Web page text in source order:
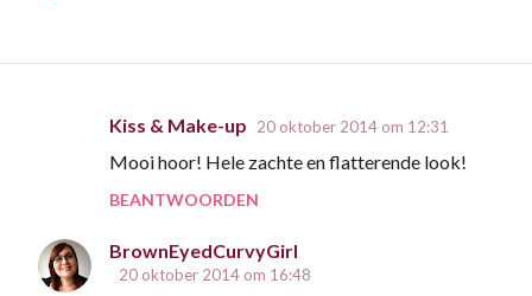
c
t
Kiss & Make-up 20 oktober 2014 om 12:31
Mooi hoor! Hele zachte en flatterende look!
BEANTWOORDEN
BrownEyedCurvyGirl
20 oktober 2014 om 16:48